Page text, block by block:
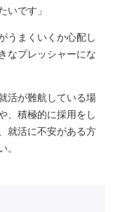
いです」
うまくいくか心配し
なプレッシャーにな
活が難航している場
、積極的に採用をし
就活に不安がある方
。